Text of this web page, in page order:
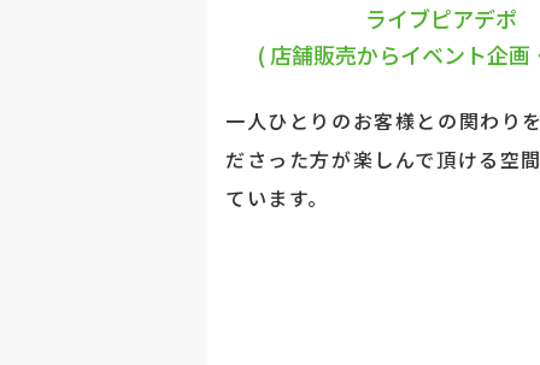
ライブピアデ
( 店舗販売からイベント企
一人ひとりのお客様との関わり
ださった方が楽しんで頂ける空
ています。